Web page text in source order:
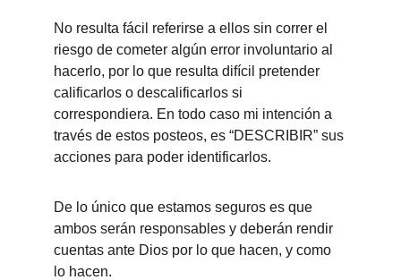
No resulta fácil referirse a ellos sin correr el
riesgo de cometer algún error involuntario al
hacerlo, por lo que resulta difícil pretender
calificarlos o descalificarlos si
correspondiera. En todo caso mi intención a
través de estos posteos, es “DESCRIBIR” sus
acciones para poder identificarlos.
De lo único que estamos seguros es que
ambos serán responsables y deberán rendir
cuentas ante Dios por lo que hacen, y como
lo hacen.